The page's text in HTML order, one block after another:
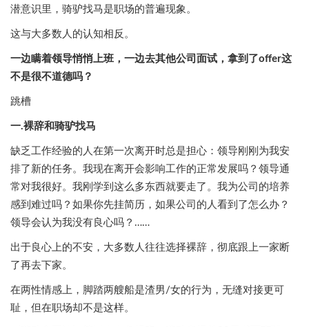
潜意识里，骑驴找马是职场的普遍现象。
这与大多数人的认知相反。
一边瞒着领导悄悄上班，一边去其他公司面试，拿到了offer这
不是很不道德吗？
跳槽
一.裸辞和骑驴找马
缺乏工作经验的人在第一次离开时总是担心：领导刚刚为我安
排了新的任务。我现在离开会影响工作的正常发展吗？领导通
常对我很好。我刚学到这么多东西就要走了。我为公司的培养
感到难过吗？如果你先挂简历，如果公司的人看到了怎么办？
领导会认为我没有良心吗？……
出于良心上的不安，大多数人往往选择裸辞，彻底跟上一家断
了再去下家。
在两性情感上，脚踏两艘船是渣男/女的行为，无缝对接更可
耻，但在职场却不是这样。